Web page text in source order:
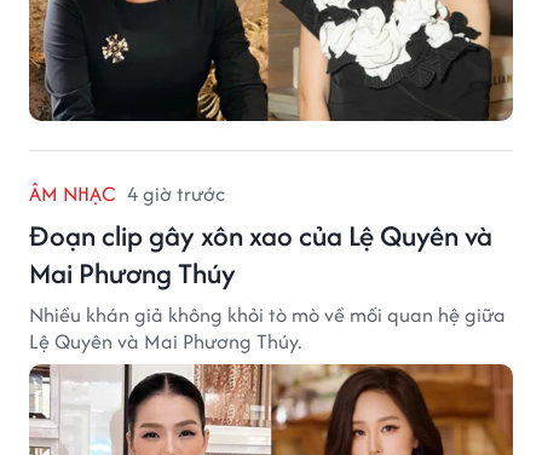
ÂM NHẠC 4 giờ trước
Đoạn clip gây xôn xao của Lệ Quyên và
Mai Phương Thúy
Nhiều khán giả không khỏi tò mò về mối quan hệ giữa
Lệ Quyên và Mai Phương Thúy.